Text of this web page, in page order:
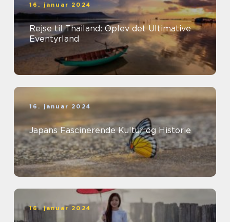
16. januar 2024
Rejse til Thailand: Oplev det Ultimative
Eventyrland
16. januar 2024
Japans Fascinerende Kultur og Historie
16. januar 2024